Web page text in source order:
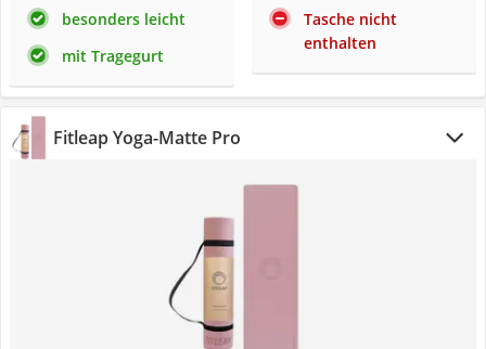
besonders leicht
mit Tragegurt
Tasche nicht
enthalten
Fitleap Yoga-Matte Pro